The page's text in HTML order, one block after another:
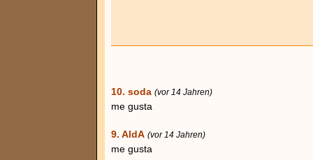
10. soda (vor 14 Jahren)
me gusta
9. AldA (vor 14 Jahren)
me gusta